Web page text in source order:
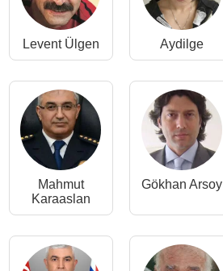
Levent Ülgen Aydilge
Mahmut
Karaaslan
Gökhan Arsoy